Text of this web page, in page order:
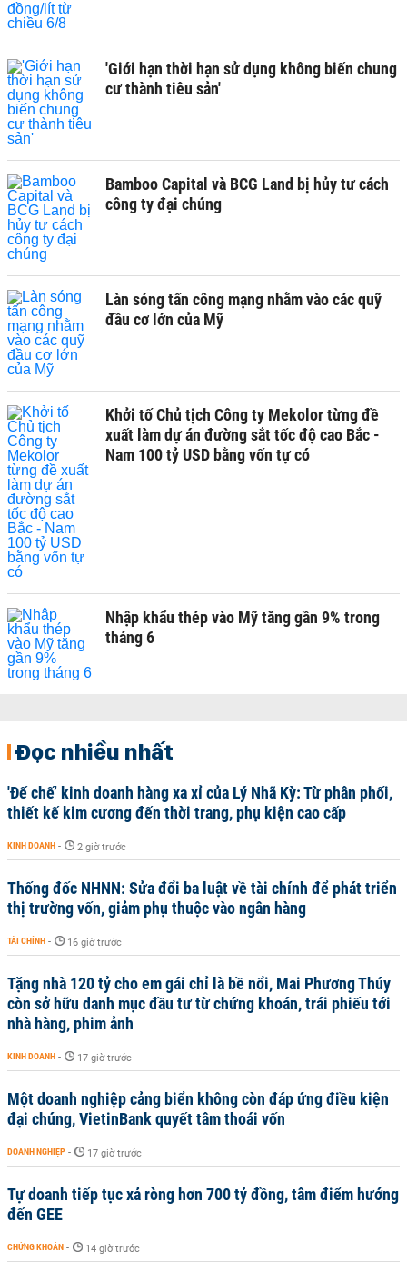
'Giới hạn thời hạn sử dụng không biến chung
cư thành tiêu sản'
Bamboo Capital và BCG Land bị hủy tư cách
công ty đại chúng
Làn sóng tấn công mạng nhằm vào các quỹ
đầu cơ lớn của Mỹ
Khởi tố Chủ tịch Công ty Mekolor từng đề
xuất làm dự án đường sắt tốc độ cao Bắc -
Nam 100 tỷ USD bằng vốn tự có
Nhập khẩu thép vào Mỹ tăng gần 9% trong
tháng 6
Đọc nhiều nhất
'Đế chế’ kinh doanh hàng xa xỉ của Lý Nhã Kỳ: Từ phân phối,
thiết kế kim cương đến thời trang, phụ kiện cao cấp
KINH DOANH - 2 giờ trước
Thống đốc NHNN: Sửa đổi ba luật về tài chính để phát triển
thị trường vốn, giảm phụ thuộc vào ngân hàng
TÀI CHÍNH - 16 giờ trước
Tặng nhà 120 tỷ cho em gái chỉ là bề nổi, Mai Phương Thúy
còn sở hữu danh mục đầu tư từ chứng khoán, trái phiếu tới
nhà hàng, phim ảnh
KINH DOANH - 17 giờ trước
Một doanh nghiệp cảng biển không còn đáp ứng điều kiện
đại chúng, VietinBank quyết tâm thoái vốn
DOANH NGHIỆP - 17 giờ trước
Tự doanh tiếp tục xả ròng hơn 700 tỷ đồng, tâm điểm hướng
đến GEE
CHỨNG KHOÁN - 14 giờ trước